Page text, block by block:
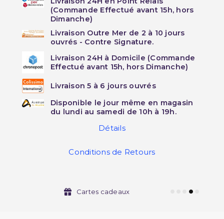
(Commande Effectué avant 15h, hors
Dimanche)
Livraison Outre Mer de 2 à 10 jours
ouvrés - Contre Signature.
Livraison 24H à Domicile (Commande
Effectué avant 15h, hors Dimanche)
Livraison 5 à 6 jours ouvrés
Disponible le jour même en magasin
du lundi au samedi de 10h à 19h.
Détails
Conditions de Retours
Cartes cadeaux